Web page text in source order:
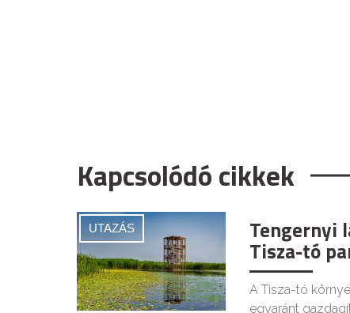
Kapcsolódó cikkek
UTAZÁS Tengernyi
Tisza-tó
A Tisza-tó
egyaránt